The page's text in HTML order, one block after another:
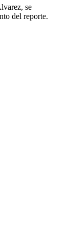
se
del reporte.